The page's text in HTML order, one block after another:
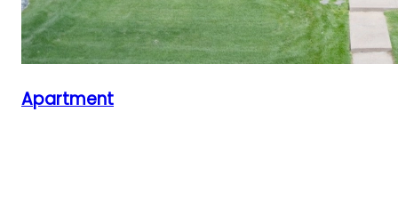
Apartment